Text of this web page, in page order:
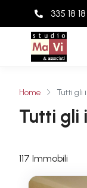
335 18
Home Tutti gli
Tutti gli
117 Immobili